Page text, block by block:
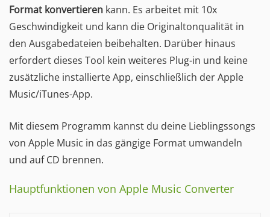
Format konvertieren kann. Es arbeitet mit 10x
Geschwindigkeit und kann die Originaltonqualität in
den Ausgabedateien beibehalten. Darüber hinaus
erfordert dieses Tool kein weiteres Plug-in und keine
zusätzliche installierte App, einschließlich der Apple
Music/iTunes-App.
Mit diesem Programm kannst du deine Lieblingssongs
von Apple Music in das gängige Format umwandeln
und auf CD brennen.
Hauptfunktionen von Apple Music Converter